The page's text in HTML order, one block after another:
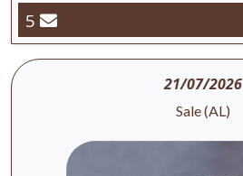
5
21/07/2026
Sale (AL)